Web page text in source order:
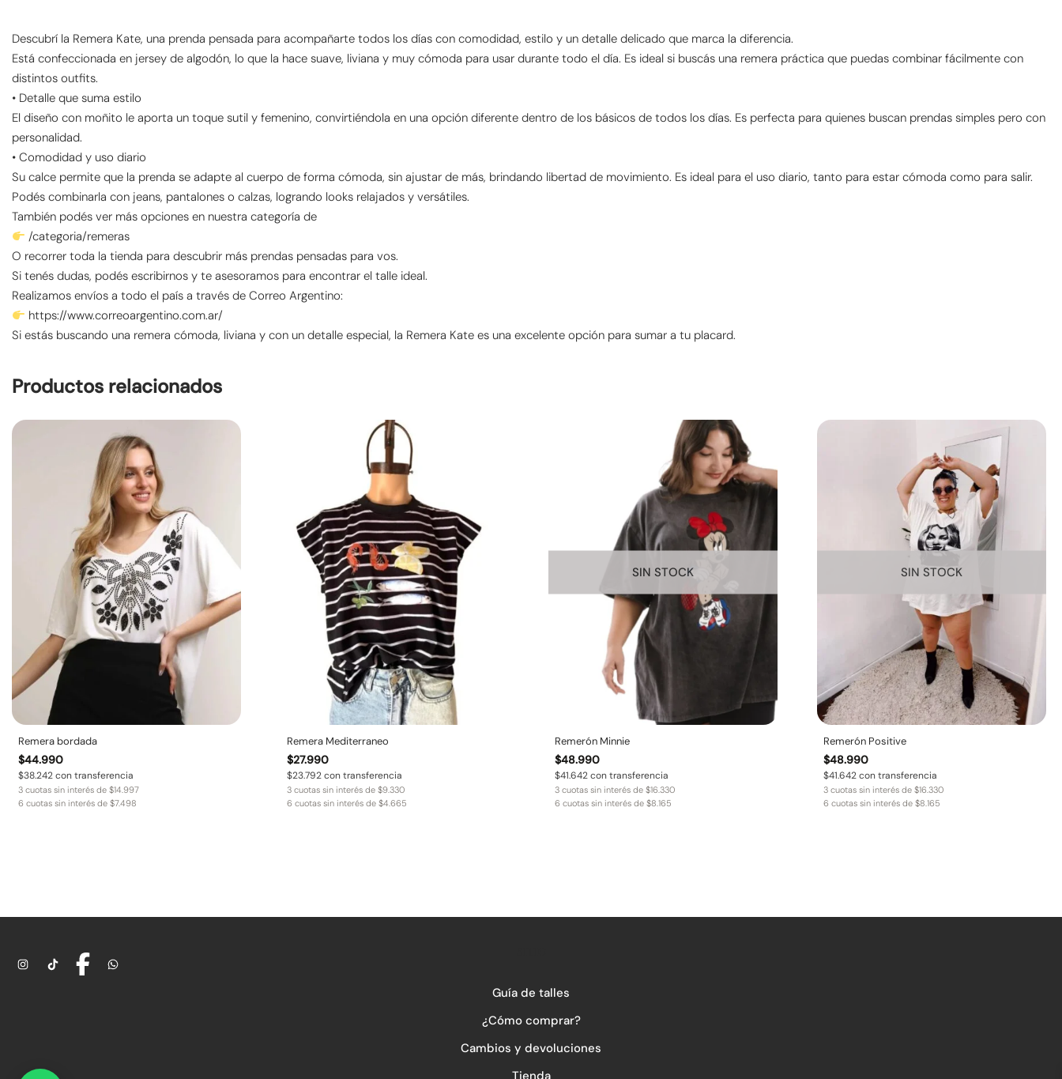
Descubrí la Remera Kate, una prenda pensada para acompañarte todos los días con comodidad, estilo y un detalle delicado que marca la diferencia.
Está confeccionada en jersey de algodón, lo que la hace suave, liviana y muy cómoda para usar durante todo el día. Es ideal si buscás una remera práctica que puedas combinar fácilmente con
distintos outfits.
• Detalle que suma estilo
El diseño con moñito le aporta un toque sutil y femenino, convirtiéndola en una opción diferente dentro de los básicos de todos los días. Es perfecta para quienes buscan prendas simples pero con
personalidad.
• Comodidad y uso diario
Su calce permite que la prenda se adapte al cuerpo de forma cómoda, sin ajustar de más, brindando libertad de movimiento. Es ideal para el uso diario, tanto para estar cómoda como para salir.
Podés combinarla con jeans, pantalones o calzas, logrando looks relajados y versátiles.
También podés ver más opciones en nuestra categoría de
/categoria/remeras
O recorrer toda la tienda para descubrir más prendas pensadas para vos.
Si tenés dudas, podés escribirnos y te asesoramos para encontrar el talle ideal.
Realizamos envíos a todo el país a través de Correo Argentino:
https://www.correoargentino.com.ar/
Si estás buscando una remera cómoda, liviana y con un detalle especial, la Remera Kate es una excelente opción para sumar a tu placard.
Productos relacionados
Remera bordada
$44.990
$38.242con transferencia
3 cuotas sin interés de $14.997
6 cuotas sin interés de $7.498
Remera Mediterraneo
$27.990
$23.792con transferencia
3 cuotas sin interés de $9.330
6 cuotas sin interés de $4.665
SIN STOCK
Remerón Minnie
$48.990
$41.642con transferencia
3 cuotas sin interés de$16.330
6 cuotas sin interés de$8.165
SIN STOCK
Remerón Positive
$48.990
$41.642con transferencia
3 cuotas sin interés de $16.330
6 cuotas sin interés de $8.165
Guía de talles
¿Cómo comprar?
Cambios y devoluciones